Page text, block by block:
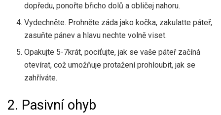
dopředu, ponořte břicho dolů a obličej nahoru.
Vydechněte. Prohněte záda jako kočka, zakulatte páteř,
zasuňte pánev a hlavu nechte volně viset.
Opakujte 5-7krát, pociťujte, jak se vaše páteř začíná
otevírat, což umožňuje protažení prohloubit, jak se
zahříváte.
2. Pasivní ohyb